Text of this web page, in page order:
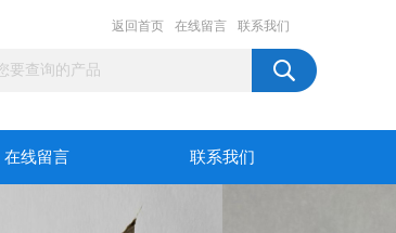
返回首页 在线留言 联系我们
在线留言 联系我们